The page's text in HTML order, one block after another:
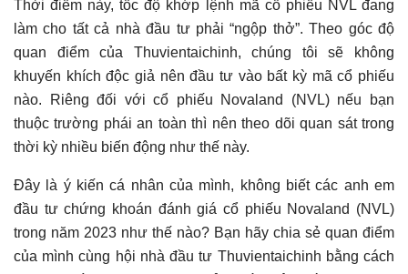
Thời điểm này, tốc độ khớp lệnh mã cổ phiếu NVL đang
làm cho tất cả nhà đầu tư phải “ngộp thở”. Theo góc độ
quan điểm của Thuvientaichinh, chúng tôi sẽ không
khuyến khích độc giả nên đầu tư vào bất kỳ mã cổ phiếu
nào. Riêng đối với cổ phiếu Novaland (NVL) nếu bạn
thuộc trường phái an toàn thì nên theo dõi quan sát trong
thời kỳ nhiều biến động như thế này.
Đây là ý kiến cá nhân của mình, không biết các anh em
đầu tư chứng khoán đánh giá cổ phiếu Novaland (NVL)
trong năm 2023 như thế nào? Bạn hãy chia sẻ quan điểm
của mình cùng hội nhà đầu tư Thuvientaichinh bằng cách